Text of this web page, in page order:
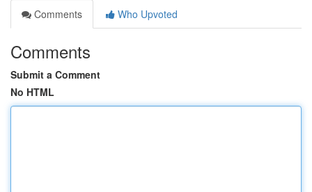
Comments
Who Upvoted
Comments
Submit a Comment
No HTML